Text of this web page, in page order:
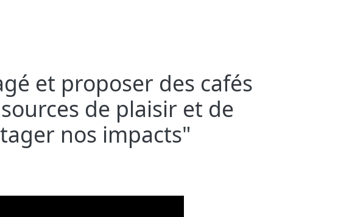
et proposer des cafés
de plaisir et de
nos impacts"